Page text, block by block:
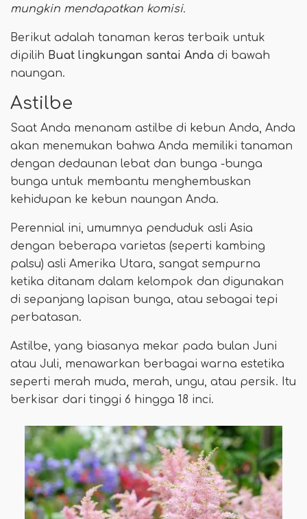
mungkin mendapatkan komisi.
Berikut adalah tanaman keras terbaik untuk
dipilih Buat lingkungan santai Anda di bawah
naungan.
Astilbe
Saat Anda menanam astilbe di kebun Anda, Anda
akan menemukan bahwa Anda memiliki tanaman
dengan dedaunan lebat dan bunga -bunga
bunga untuk membantu menghembuskan
kehidupan ke kebun naungan Anda.
Perennial ini, umumnya penduduk asli Asia
dengan beberapa varietas (seperti kambing
palsu) asli Amerika Utara, sangat sempurna
ketika ditanam dalam kelompok dan digunakan
di sepanjang lapisan bunga, atau sebagai tepi
perbatasan.
Astilbe, yang biasanya mekar pada bulan Juni
atau Juli, menawarkan berbagai warna estetika
seperti merah muda, merah, ungu, atau persik. Itu
berkisar dari tinggi 6 hingga 18 inci.